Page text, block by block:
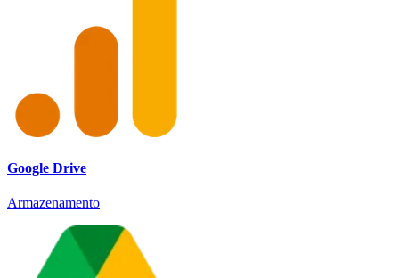
Google Drive
Armazenamento